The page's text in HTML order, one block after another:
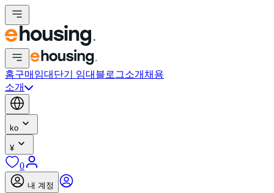
홈구매 임대 단기 임대 블로그소개 채용
소개
ko
¥
0
내 계정